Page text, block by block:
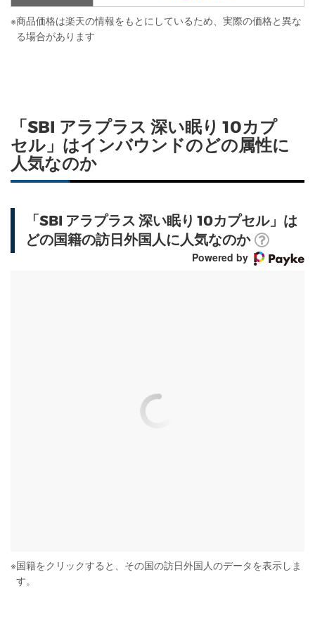
※商品価格は楽天の情報をもとにしているため、実際の価格と異な
る場合があります
「SBI アラプラス 深い眠り 10カプ
セル」はインバウンドのどの属性に
人気なのか
「SBI アラプラス 深い眠り 10カプセル」は
どの国籍の訪日外国人に人気なのか
Powered by
※国籍をクリックすると、その国の訪日外国人のデータを表示しま
す。